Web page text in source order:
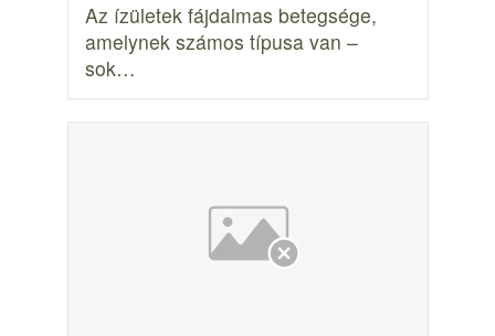
Az ízületek fájdalmas betegsége,
amelynek számos típusa van –
sok…